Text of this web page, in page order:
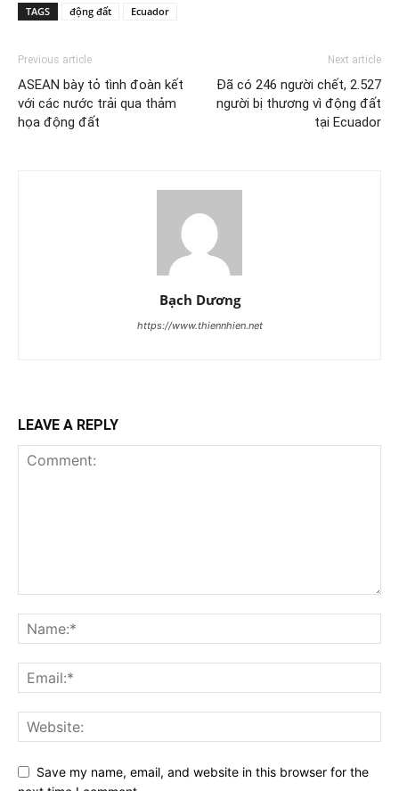
TAGS động đất Ecuador
Previous article
ASEAN bày tỏ tình đoàn kết
với các nước trải qua thảm
họa động đất
Next article
Đã có 246 người chết, 2.527
người bị thương vì động đất
tại Ecuador
Bạch Dương
https://www.thiennhien.net
LEAVE A REPLY
Save my name, email, and website in this browser for the